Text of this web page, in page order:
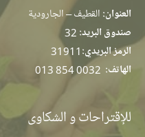
العنوان: القطيف – الجارودية
صندوق البريد:
الرمز البريدي: 31911
الهاتف: 013 854 0032
للإقتراحات و الشكاوى